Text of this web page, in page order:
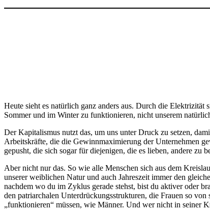
Heute sieht es natürlich ganz anders aus. Durch die
Sommer und im Winter zu funktionieren, nicht unserem
Der Kapitalismus nutzt das, um uns unter Druck zu setzen,
Arbeitskräfte, die die Gewinnmaximierung der Unternehmen
gepusht, die sich sogar für diejenigen, die es lieben, andere zu
Aber nicht nur das. So wie alle Menschen sich aus dem
unserer weiblichen Natur und auch Jahreszeit immer den
nachdem wo du im Zyklus gerade stehst, bist du aktiver oder
den patriarchalen Unterdrückungsstrukturen, die Frauen so
„funktionieren“ müssen, wie Männer. Und wer nicht in seiner